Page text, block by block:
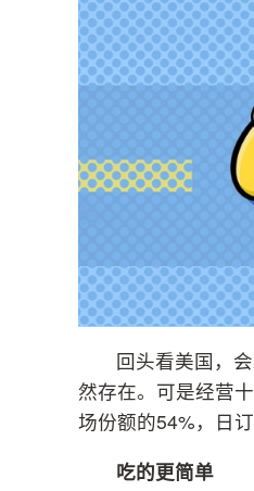
回头看美国，
然存在。可是经营
场份额的54%，日
吃的更简单